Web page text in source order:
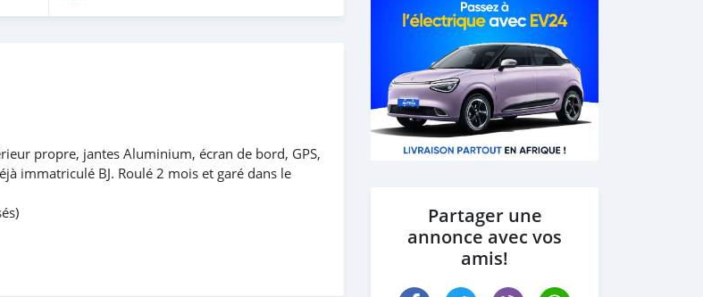
propre, jantes Aluminium, écran de bord, GPS,
immatriculé BJ. Roulé 2 mois et garé dans le
Partager une
annonce avec vos
amis!